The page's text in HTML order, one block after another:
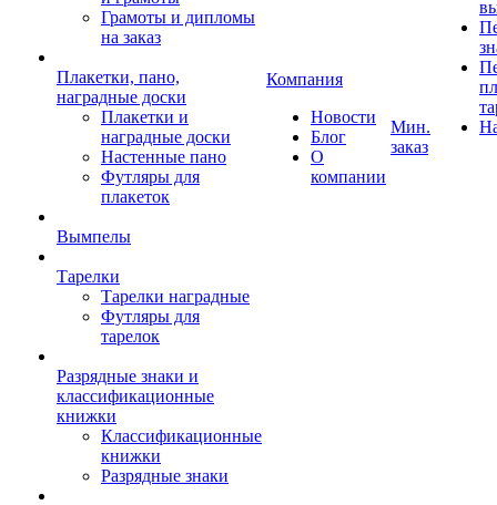
Грамоты и дипломы
на заказ
Плакетки, пано,
наградные доски
Плакетки и
наградные доски
Настенные пано
Футляры для
плакеток
Вымпелы
Тарелки
Тарелки наградные
Футляры для
тарелок
Разрядные знаки и
классификационные
книжки
Классификационные
книжки
Разрядные знаки
Компания
Новости
Блог
О
компании
Мин.
заказ